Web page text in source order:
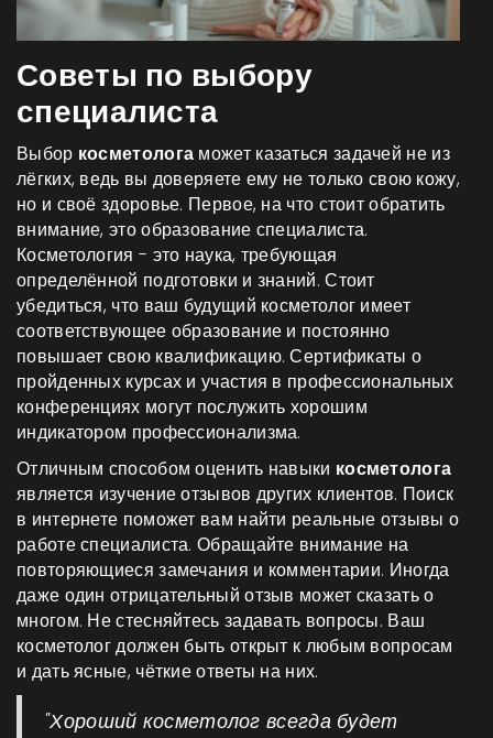
Советы по выбору
специалиста
Выбор косметолога может казаться задачей не из
лёгких, ведь вы доверяете ему не только свою кожу,
но и своё здоровье. Первое, на что стоит обратить
внимание, это образование специалиста.
Косметология - это наука, требующая
определённой подготовки и знаний. Стоит
убедиться, что ваш будущий косметолог имеет
соответствующее образование и постоянно
повышает свою квалификацию. Сертификаты о
пройденных курсах и участия в профессиональных
конференциях могут послужить хорошим
индикатором профессионализма.
Отличным способом оценить навыки косметолога
является изучение отзывов других клиентов. Поиск
в интернете поможет вам найти реальные отзывы о
работе специалиста. Обращайте внимание на
повторяющиеся замечания и комментарии. Иногда
даже один отрицательный отзыв может сказать о
многом. Не стесняйтесь задавать вопросы. Ваш
косметолог должен быть открыт к любым вопросам
и дать ясные, чёткие ответы на них.
"Хороший косметолог всегда будет